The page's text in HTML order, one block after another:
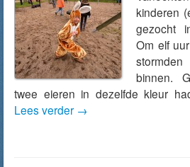
kinderen
gezocht
Om elf
binnen.
twee eieren in dezelfde kleur
Lees verder →